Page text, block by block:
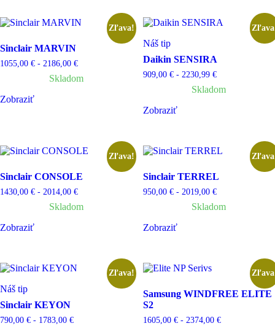
Zľava!
Sinclair MARVIN
1055,00 € - 2186,00 €
Skladom
Zobraziť
Náš tip
Daikin SENSIRA
909,00 €- 2230,99 €
Skladom
Zobraziť
Zľava!
Sinclair CONSOLE
1430,00 € - 2014,00 €
Skladom
Zobraziť
Sinclair TERREL
950,00 €- 2019,00 €
Skladom
Zobraziť
Zľava!
Náš tip
Sinclair KEYON
790,00 € - 1783,00 €
Samsung WINDFREE ELITE
S2
1605,00 €- 2374,00 €